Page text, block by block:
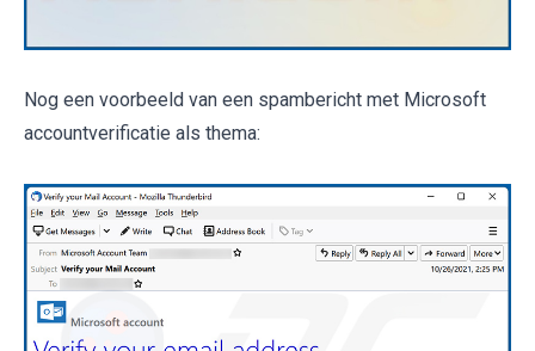
Nog een voorbeeld van een spambericht met Microsoft
accountverificatie als thema: